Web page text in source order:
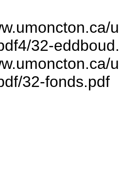
32-
32-fonds.pdf